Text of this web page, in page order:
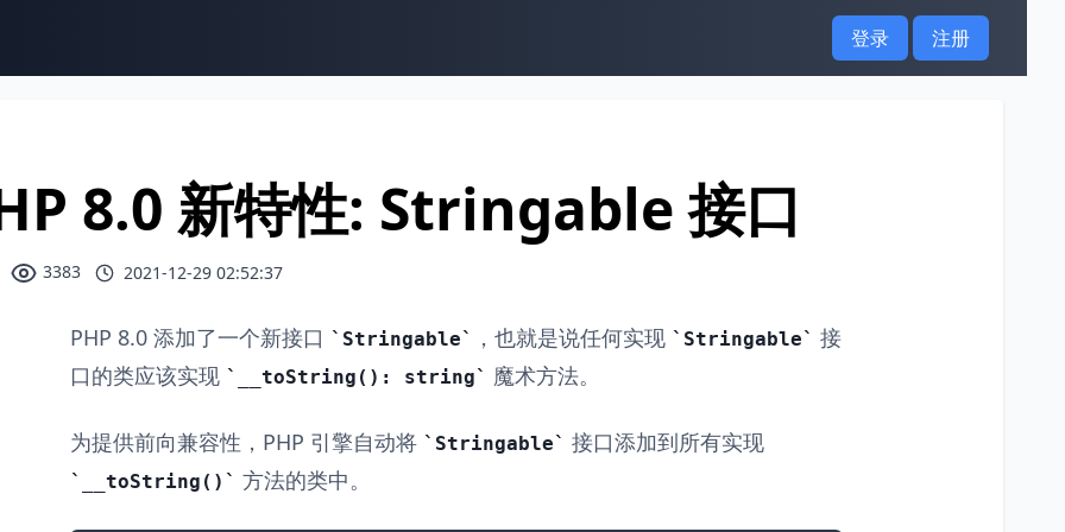
登录 注册
8.0 新特性: Stringable 接口
3383 2021-12-29 02:52:37
PHP 8.0 添加了一个新接口 Stringable ，也就是说任何实现 Stringable
接
口的类应该实现
__toString(): string 魔术方法。
为提供前向兼容性，PHP 引擎自动将 Stringable 接口添加到所有实现
__toString() 方法的类中。